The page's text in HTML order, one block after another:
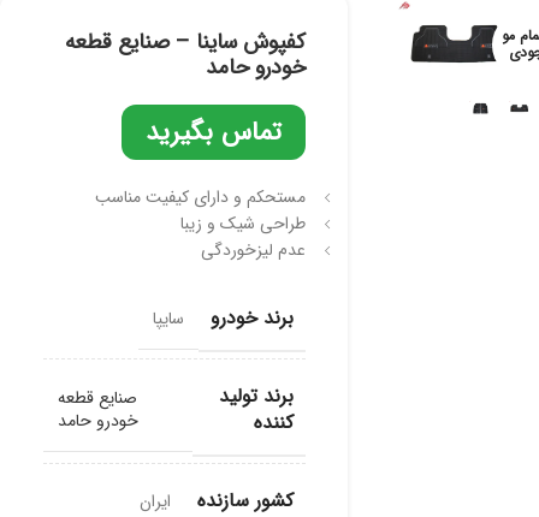
مو کفپوش ساینا – صنایع قطعه
خودرو حامد
تماس بگیرید
مستحکم و دارای کیفیت مناسب
طراحی شیک و زیبا
عدم لیز‌‌خوردگی
برند خودرو سایپا
برند تولید
کننده
صنایع قطعه
خودرو حامد
کشور سازنده ایران